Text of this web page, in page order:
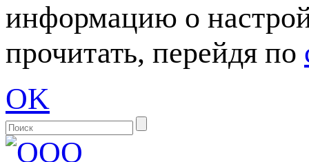
информацию о
прочитать, перейдя по
OK